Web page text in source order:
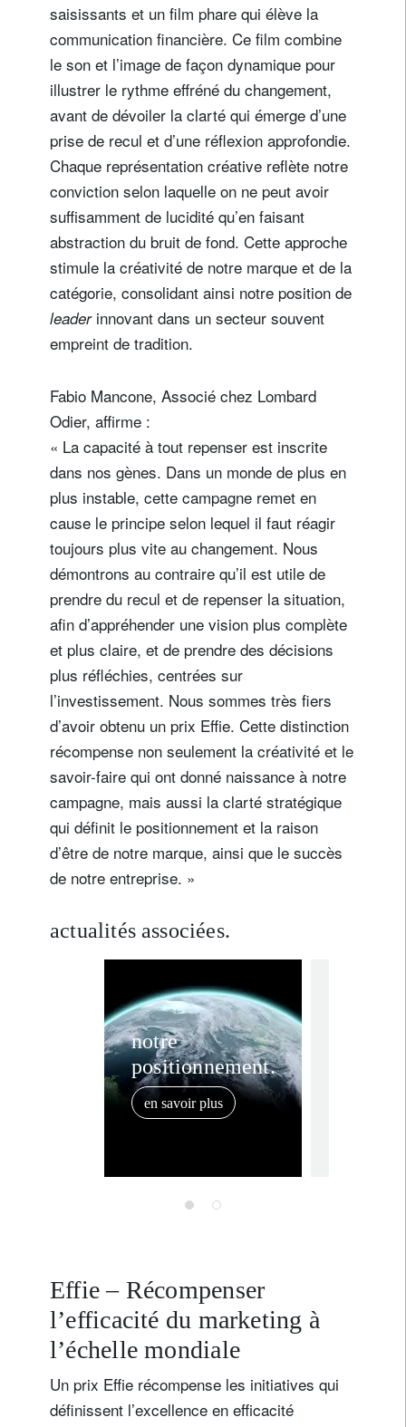
saisissants et un film phare qui élève la
communication financière. Ce film combine
le son et l’image de façon dynamique pour
illustrer le rythme effréné du changement,
avant de dévoiler la clarté qui émerge d’une
prise de recul et d’une réflexion approfondie.
Chaque représentation créative reflète notre
conviction selon laquelle on ne peut avoir
suffisamment de lucidité qu’en faisant
abstraction du bruit de fond. Cette approche
stimule la créativité de notre marque et de la
catégorie, consolidant ainsi notre position de
leaderinnovant dans un secteur souvent
empreint de tradition.
Fabio Mancone, Associé chez Lombard
Odier, affirme :
« La capacité à tout repenser est inscrite
dans nos gènes. Dans un monde de plus en
plus instable, cette campagne remet en
cause le principe selon lequel il faut réagir
toujours plus vite au changement. Nous
démontrons au contraire qu’il est utile de
prendre du recul et de repenser la situation,
afin d’appréhender une vision plus complète
et plus claire, et de prendre des décisions
plus réfléchies, centrées sur
l’investissement. Nous sommes très fiers
d’avoir obtenu un prix Effie. Cette distinction
récompense non seulement la créativité et le
savoir-faire qui ont donné naissance à notre
campagne, mais aussi la clarté stratégique
qui définit le positionnement et la raison
d’être de notre marque, ainsi que le succès
de notre entreprise. »
actualités associées.
notre
positionnement.
en savoir plus
Effie – Récompenser
l’efficacité du marketing à
l’échelle mondiale
Un prix Effie récompense les initiatives qui
définissent l’excellence en efficacité
S'inscrire à la newsletter
Civilité Prénom
Nom
Pays de résidence
Je ne suis pas résident ou citoyen des Etats-Unis
Vos informations seront utilisées conformément à
notre
politique de confidentialité
s'inscrire